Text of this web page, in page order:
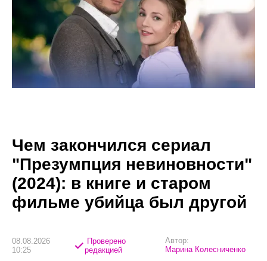
Чем закончился сериал
"Презумпция невиновности"
(2024): в книге и старом
фильме убийца был другой
08.08.2026
10:25
Проверено
редакцией
Автор:
Марина Колесниченко